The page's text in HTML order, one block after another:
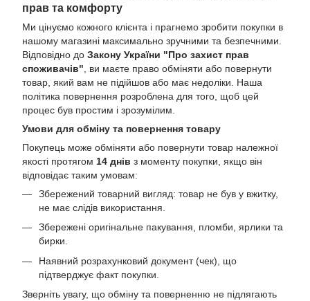
прав та комфорту
Ми цінуємо кожного клієнта і прагнемо зробити покупки в
нашому магазині максимально зручними та безпечними.
Відповідно до Закону України "Про захист прав
споживачів" , ви маєте право обміняти або повернути
товар, який вам не підійшов або має недоліки. Наша
політика повернення розроблена для того, щоб цей
процес був простим і зрозумілим.
Умови для обміну та повернення товару
Покупець може обміняти або повернути товар належної
якості протягом 14 днів з моменту покупки, якщо він
відповідає таким умовам:
Збережений товарний вигляд: товар не був у вжитку,
не має слідів використання.
Збережені оригінальне пакування, пломби, ярлики та
бирки.
Наявний розрахунковий документ (чек), що
підтверджує факт покупки.
Зверніть увагу, що обміну та поверненню не підлягають